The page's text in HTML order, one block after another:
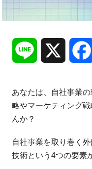
Line
あなたは、自社事業
略やマーケティング
んか？
自社事業を取り巻く
技術という4つの要素